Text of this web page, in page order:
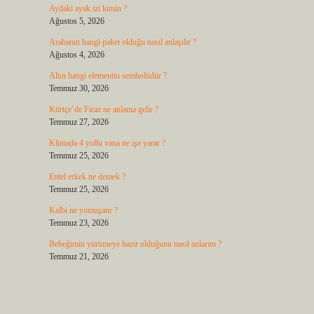
Aydaki ayak izi kimin ?
Ağustos 5, 2026
Arabanın hangi paket olduğu nasıl anlaşılır ?
Ağustos 4, 2026
Altın hangi elementin sembolüdür ?
Temmuz 30, 2026
Kürtçe’de Firaz ne anlama gelir ?
Temmuz 27, 2026
Klimada 4 yollu vana ne işe yarar ?
Temmuz 25, 2026
Entel erkek ne demek ?
Temmuz 25, 2026
Kalbi ne yumuşatır ?
Temmuz 23, 2026
Bebeğimin yürümeye hazır olduğunu nasıl anlarım ?
Temmuz 21, 2026